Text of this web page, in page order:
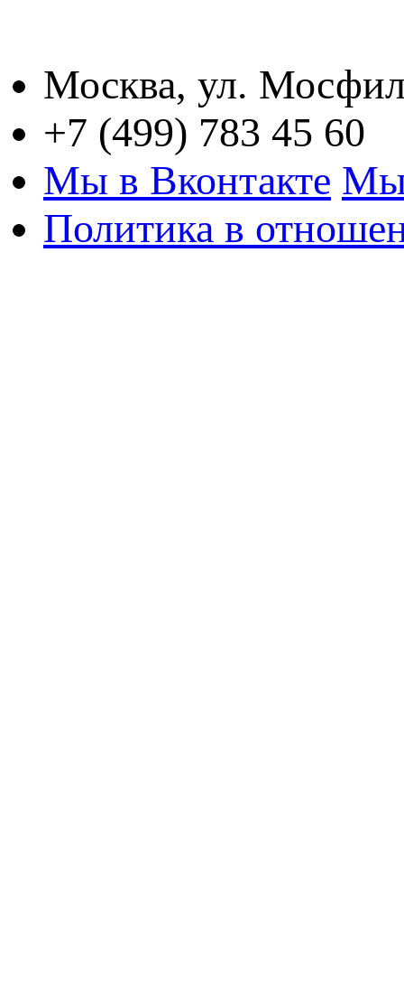
Москва, ул.
+7 (499) 783 45 60
Мы в Вконтакте Мы
Политика в